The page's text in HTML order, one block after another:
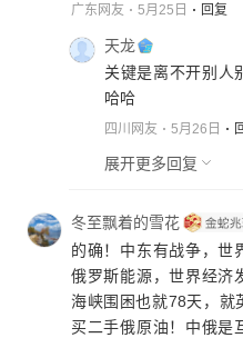
广东网友 5月25日 回复
天龙
关键是离不开别人
哈哈
四川网友 5月26日
展开更多回复
冬至飘着的雪花
的确！中东有战争，世
俄罗斯能源，世界经济
海峡围困也就78天，就
买二手俄原油！中俄是